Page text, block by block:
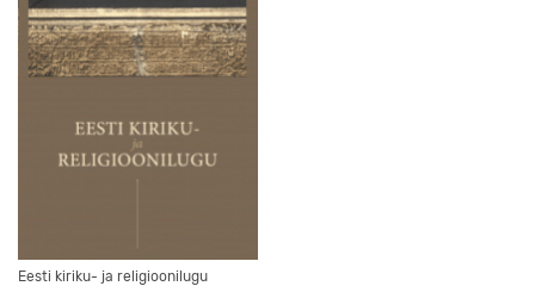
Eesti kiriku- ja religioonilugu